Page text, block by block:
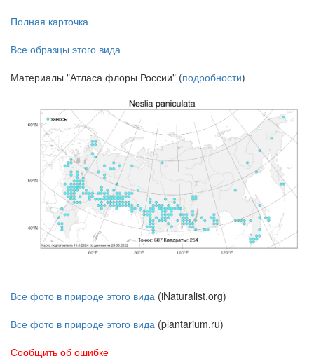
Полная карточка
Все образцы этого вида
Материалы "Атласа флоры России" (подробности)
Все фото в природе этого вида (iNaturalist.org)
Все фото в природе этого вида (plantarium.ru)
Сообщить об ошибке